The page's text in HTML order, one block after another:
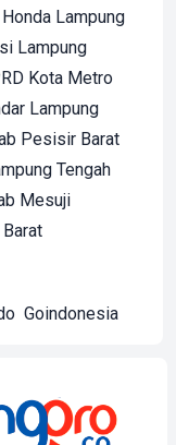
Lampung
Lampung
Kota Metro
Lampung
Pesisir Barat
Tengah
Mesuji
Goindonesia